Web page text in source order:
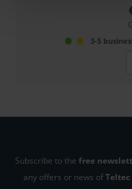
3-5
Subscribe to the free
any offers or news of